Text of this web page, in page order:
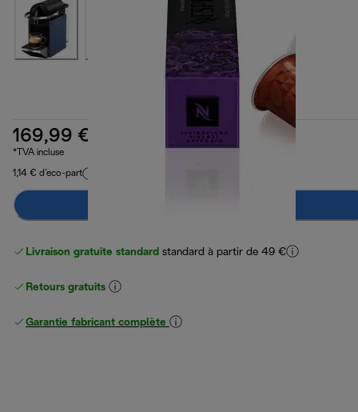
169,99 €
*TVA incluse
1,14 € d’eco-part
Livraison gratuite standard standard à partir de 49 €
Retours gratuits
Garantie fabricant complète